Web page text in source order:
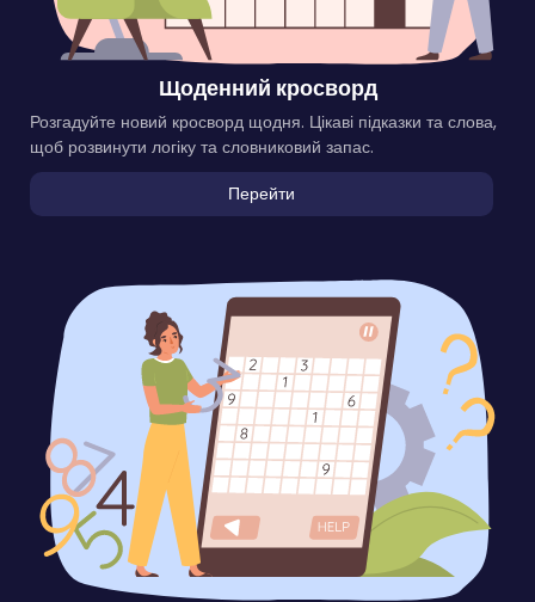
Щоденний кросворд
Розгадуйте новий кросворд щодня. Цікаві підказки та слова,
щоб розвинути логіку та словниковий запас.
Перейти